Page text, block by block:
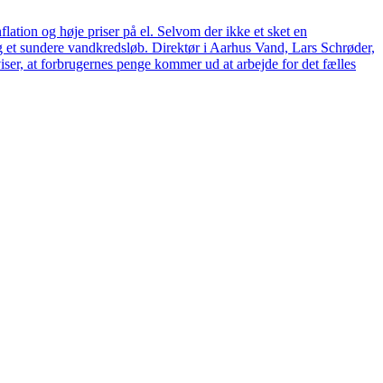
og høje priser på el. Selvom der ikke et sket en
sundere vandkredsløb. Direktør i Aarhus Vand, Lars Schrøder,
at forbrugernes penge kommer ud at arbejde for det fælles